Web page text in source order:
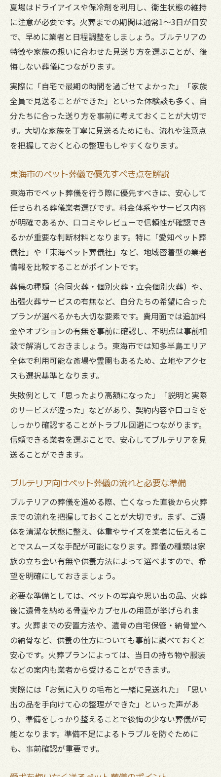
火葬までブルテリアを安置する際の注意点
季節ごとの安置日数とケアのポイント
ドライアイスや保冷剤を活用した適切な安
置
費用を抑えた丁寧なペット葬儀の選び方
ペット葬儀の費用相場と抑えるポイント
費用を抑えつつ丁寧な見送りを叶える方法
東海市で選べるペット葬儀の予算別プラン
ペット火葬の費用負担を減らすコツ
遺骨を家で保管する際の注意やマナー
ペット葬儀後の遺骨自宅保管の基本と注意
点
遺骨を家に置く際のマナーや風水の考え方
湿気やカビを防ぐ遺骨管理の具体策
自宅供養の不安を解消するポイント
ペット葬儀後の遺骨保管期間と法的注意
納得できるペット葬儀の比較と後悔しない方法
後悔しないためのペット葬儀比較ポイント
東海市周辺で信頼できるペット葬儀社の選
び方
口コミやレビューを生かした業者選定のコ
予算と希望に合うペット葬儀の選択基準
納得できるペット葬儀を実現する事前準備
夏場はドライアイスや保冷剤を利用し、衛生状態の維持
に注意が必要です。火葬までの期間は通常1〜3日が目安
で、早めに業者と日程調整をしましょう。ブルテリアの
特徴や家族の想いに合わせた見送り方を選ぶことが、後
悔しない葬儀につながります。
実際に「自宅で最期の時間を過ごせてよかった」「家族
全員で見送ることができた」といった体験談も多く、自
分たちに合った送り方を事前に考えておくことが大切で
す。大切な家族を丁寧に見送るためにも、流れや注意点
を把握しておくと心の整理もしやすくなります。
東海市のペット葬儀で優先すべき点を解説
東海市でペット葬儀を行う際に優先すべきは、安心して
任せられる葬儀業者選びです。料金体系やサービス内容
が明確であるか、口コミやレビューで信頼性が確認でき
るかが重要な判断材料となります。特に「愛知ペット葬
儀社」や「東海ペット葬儀社」など、地域密着型の業者
情報を比較することがポイントです。
葬儀の種類（合同火葬・個別火葬・立会個別火葬）や、
出張火葬サービスの有無など、自分たちの希望に合った
プランが選べるかも大切な要素です。費用面では追加料
金やオプションの有無を事前に確認し、不明点は事前相
談で解消しておきましょう。東海市では知多半島エリア
全体で利用可能な斎場や霊園もあるため、立地やアクセ
スも選択基準となります。
失敗例として「思ったより高額になった」「説明と実際
のサービスが違った」などがあり、契約内容や口コミを
しっかり確認することがトラブル回避につながります。
信頼できる業者を選ぶことで、安心してブルテリアを見
送ることができます。
ブルテリア向けペット葬儀の流れと必要な準備
ブルテリアの葬儀を進める際、亡くなった直後から火葬
までの流れを把握しておくことが大切です。まず、ご遺
体を清潔な状態に整え、体重やサイズを業者に伝えるこ
とでスムーズな手配が可能になります。葬儀の種類は家
族の立ち会い有無や供養方法によって選べますので、希
望を明確にしておきましょう。
必要な準備としては、ペットの写真や思い出の品、火葬
後に遺骨を納める骨壷やカプセルの用意が挙げられま
す。火葬までの安置方法や、遺骨の自宅保管・納骨堂へ
の納骨など、供養の仕方についても事前に調べておくと
安心です。火葬プランによっては、当日の持ち物や服装
などの案内も業者から受けることができます。
実際には「お気に入りの毛布と一緒に見送れた」「思い
出の品を手向けて心の整理ができた」といった声があ
り、準備をしっかり整えることで後悔の少ない葬儀が可
能となります。準備不足によるトラブルを防ぐために
も、事前確認が重要です。